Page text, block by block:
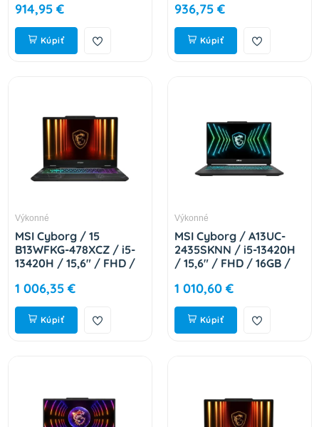
OS / Gray / 2R
83KS003YCK
914,95 €
Kúpiť
W11H / Blue / 2R
83K100DNCK
936,75 €
Kúpiť
Výkonné
MSI Cyborg / 15
B13WFKG-478XCZ / i5-
13420H / 15,6" / FHD /
/ bez OS / Black / 2R
Cyborg 15 B13WFKG-
478XCZ
1 006,35 €
Kúpiť
Výkonné
MSI Cyborg / A13UC-
2435SKNN / i5-13420H
/ 15,6" / FHD / 16GB /
/ Black / 2R 9S7-15K112-
2435
1 010,60 €
Kúpiť